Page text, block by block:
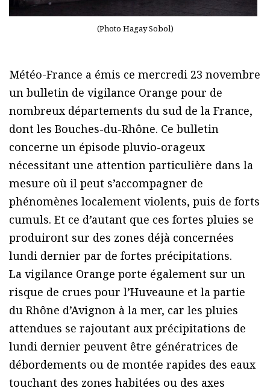
(Photo Hagay Sobol)
Météo-France a émis ce mercredi 23 novembre
un bulletin de vigilance Orange pour de
nombreux départements du sud de la France,
dont les Bouches-du-Rhône. Ce bulletin
concerne un épisode pluvio-orageux
nécessitant une attention particulière dans la
mesure où il peut s’accompagner de
phénomènes localement violents, puis de forts
cumuls. Et ce d’autant que ces fortes pluies se
produiront sur des zones déjà concernées
lundi dernier par de fortes précipitations.
La vigilance Orange porte également sur un
risque de crues pour l’Huveaune et la partie
du Rhône d’Avignon à la mer, car les pluies
attendues se rajoutant aux précipitations de
lundi dernier peuvent être génératrices de
débordements ou de montée rapides des eaux
touchant des zones habitées ou des axes